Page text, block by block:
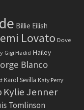
Billie Eilish
Lovato Dove
Gigi Hadid Hailey
Blanco
Karol Sevilla Katy Perry
Kylie Jenner
Tomlinson